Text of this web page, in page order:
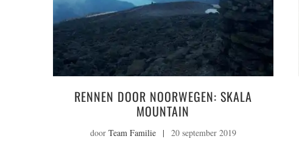
RENNEN DOOR NOORWEGEN: SKALA
MOUNTAIN
door Team Familie |
20 september 2019